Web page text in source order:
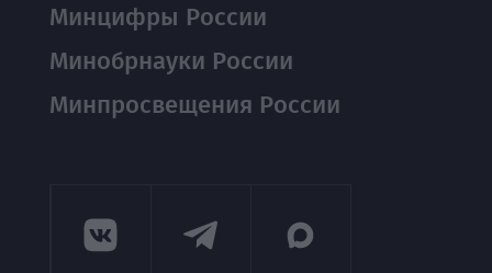
Минцифры России
Минобрнауки России
Минпросвещения России